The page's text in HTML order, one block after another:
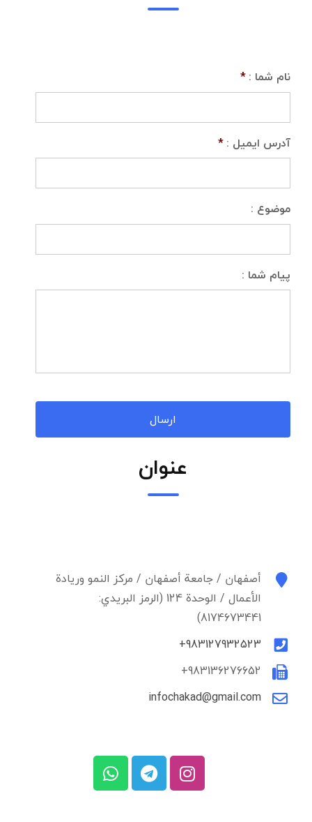
نام شما :*
آدرس ایمیل :*
موضوع :
پیام شما :
عنوان
أصفهان / جامعة أصفهان / مركز النمو وريادة
الأعمال / الوحدة 124 (الرمز البريدي:
8174673441)
983127932523+
983136276652+
infochakad@gmail.com